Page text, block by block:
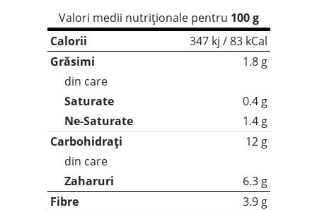
Valori medii nutriționale pentru 100 g
Calorii
347 kj / 83 kCal
Grăsimi
1.8 g
din care
Saturate
0.4 g
Ne-Saturate
1.4 g
Carbohidrați
12 g
din care
Zaharuri
6.3 g
Fibre
3.9 g